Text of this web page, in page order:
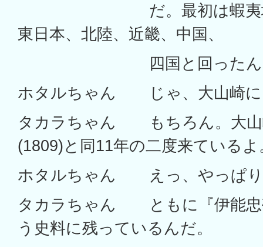
だ。最初は蝦夷地(北
東日本、北陸、近畿、中国、
四国と回ったん
ホタルちゃん じゃ、大山崎に
タカラちゃん もちろん。大山
(1809)と同11年の二度来ているよ
ホタルちゃん えっ、やっぱり
タカラちゃん ともに『伊能忠
う史料に残っているんだ。